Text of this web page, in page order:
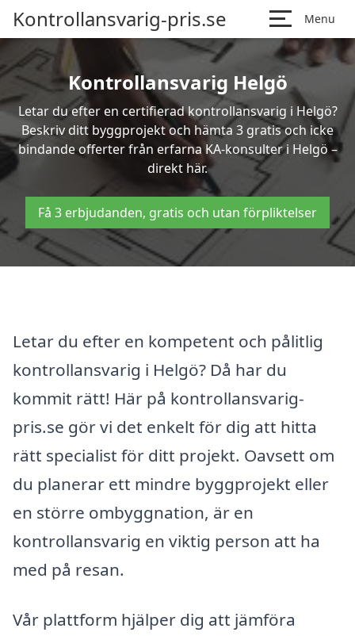
Kontrollansvarig-pris.se Menu
Kontrollansvarig Helgö
Letar du efter en certifierad kontrollansvarig i Helgö?
Beskriv ditt byggprojekt och hämta 3 gratis och icke
bindande offerter från erfarna KA-konsulter i Helgö –
direkt här.
Få 3 erbjudanden, gratis och utan förpliktelser
Letar du efter en kompetent och pålitlig
kontrollansvarig i Helgö? Då har du
kommit rätt! Här på kontrollansvarig-
pris.se gör vi det enkelt för dig att hitta
rätt specialist för ditt projekt. Oavsett om
du planerar ett mindre byggprojekt eller
en större ombyggnation, är en
kontrollansvarig en viktig person att ha
med på resan.
Vår plattform hjälper dig att jämföra